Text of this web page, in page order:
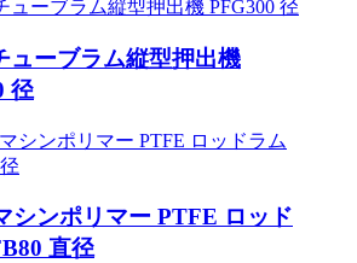
ューブラム縦型押出機
径
シンポリマー PTFE ロッド
直径